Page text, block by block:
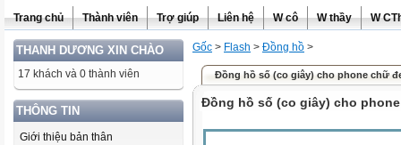
Trang chủ Thành viên Trợ giúp Liên hệ W cô W thầy W
THANH DƯƠNG XIN CHÀO
17 khách và 0 thành viên
THÔNG TIN
Giới thiệu bản thân
Gốc > Flash > Đồng hồ >
Đồng hồ số (co giây) cho phone chữ
Đồng hồ số (co giây) cho